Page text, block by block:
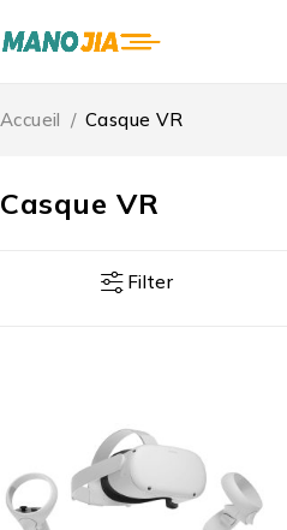
Casque VR
Accueil / Casque VR
Filter